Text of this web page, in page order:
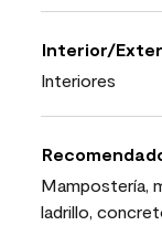
Interior/
Interiores
Mampostería,
ladrillo,